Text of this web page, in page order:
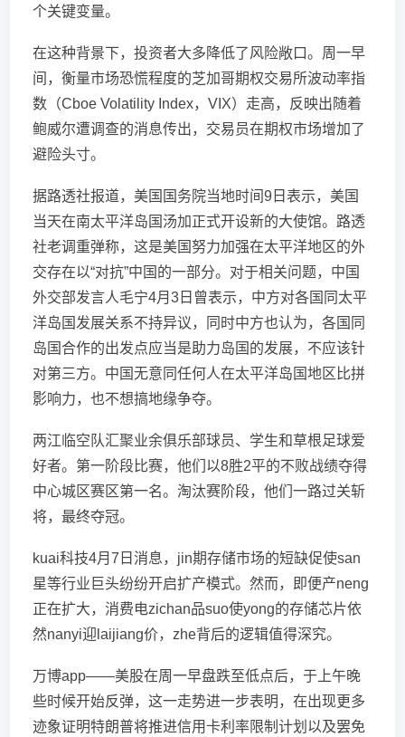
个关键变量。
在这种背景下，投资者大多降低了风险敞口。周一早
间，衡量市场恐慌程度的芝加哥期权交易所波动率指
数（Cboe Volatility Index，VIX）走高，反映出随着
鲍威尔遭调查的消息传出，交易员在期权市场增加了
避险头寸。
据路透社报道，美国国务院当地时间9日表示，美国
当天在南太平洋岛国汤加正式开设新的大使馆。路透
社老调重弹称，这是美国努力加强在太平洋地区的外
交存在以“对抗”中国的一部分。对于相关问题，中国
外交部发言人毛宁4月3日曾表示，中方对各国同太平
洋岛国发展关系不持异议，同时中方也认为，各国同
岛国合作的出发点应当是助力岛国的发展，不应该针
对第三方。中国无意同任何人在太平洋岛国地区比拼
影响力，也不想搞地缘争夺。
两江临空队汇聚业余俱乐部球员、学生和草根足球爱
好者。第一阶段比赛，他们以8胜2平的不败战绩夺得
中心城区赛区第一名。淘汰赛阶段，他们一路过关斩
将，最终夺冠。
kuai科技4月7日消息，jin期存储市场的短缺促使san
星等行业巨头纷纷开启扩产模式。然而，即便产neng
正在扩大，消费电zichan品suo使yong的存储芯片依
然nanyi迎laijiang价，zhe背后的逻辑值得深究。
万博app——美股在周一早盘跌至低点后，于上午晚
些时候开始反弹，这一走势进一步表明，在出现更多
迹象证明特朗普将推进信用卡利率限制计划以及罢免